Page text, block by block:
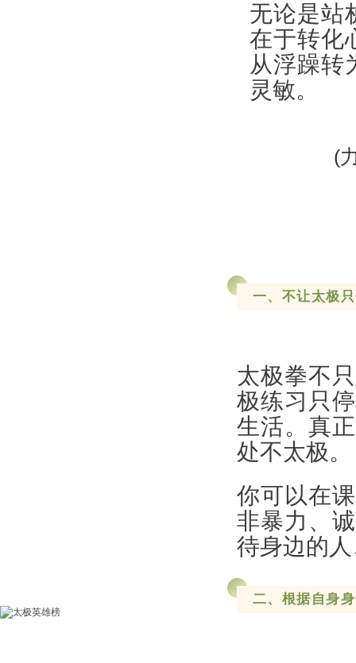
无论是站
在于转化
从浮躁转
灵敏。
(
一、不让太极
太极拳不
极练习只
生活。真
处不太极。
你可以在
非暴力、
待身边的
二、根据自身